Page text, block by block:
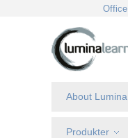
Office
About Lumina
Produkter